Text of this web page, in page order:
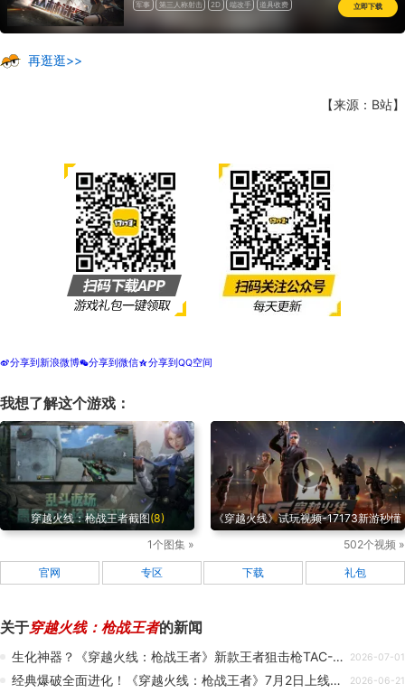
军事 第三人称射击 2D 端改手 道具收费 立即下载
再逛逛>>
【来源：B站】
t分享到新浪微博w分享到微信z分享到QQ空间
我想了解这个游戏：
穿越火线：枪战王者截图(8)
1个图集 »
《穿越火线》试玩视频-17173新游秒懂
502个视频 »
官网 专区 下载 礼包
关于穿越火线：枪战王者的新闻
生化神器？《穿越火线：枪战王者》新款王者狙击枪TAC-雷暴王者武器爆料！ 2026-07-01
经典爆破全面进化！《穿越火线：枪战王者》7月2日上线全新“超能爆破” 2026-06-21